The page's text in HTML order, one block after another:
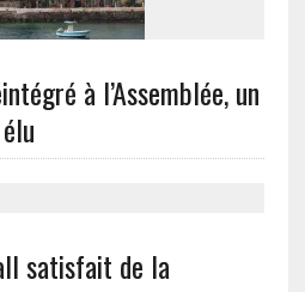
à l’Assemblée, un
satisfait de la